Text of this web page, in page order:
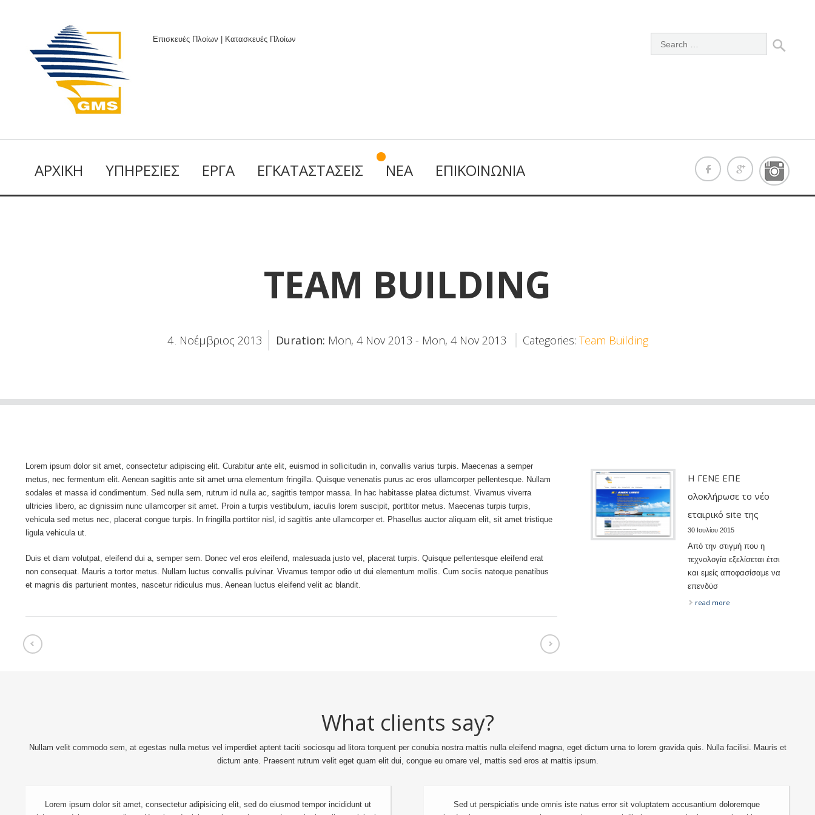
Επισκευές Πλοίων | Κατασκευές Πλοίων
ΑΡΧΙΚΉ ΥΠΗΡΕΣΊΕΣ ΈΡΓΑ ΕΓΚΑΤΑΣΤΆΣΕΙΣ ΝΈΑ ΕΠΙΚΟΙΝΩΝΊΑ
TEAM BUILDING
4 . Νοέμβριος 2013 Duration: Mon, 4 Nov 2013 - Mon, 4 Nov 2013 Categories: Team Building
Lorem ipsum dolor sit amet, consectetur adipiscing elit. Curabitur ante elit, euismod in sollicitudin in, convallis varius turpis. Maecenas a semper
metus, nec fermentum elit. Aenean sagittis ante sit amet urna elementum fringilla. Quisque venenatis purus ac eros ullamcorper pellentesque. Nullam
sodales et massa id condimentum. Sed nulla sem, rutrum id nulla ac, sagittis tempor massa. In hac habitasse platea dictumst. Vivamus viverra
ultricies libero, ac dignissim nunc ullamcorper sit amet. Proin a turpis vestibulum, iaculis lorem suscipit, porttitor metus. Maecenas turpis turpis,
vehicula sed metus nec, placerat congue turpis. In fringilla porttitor nisl, id sagittis ante ullamcorper et. Phasellus auctor aliquam elit, sit amet tristique
ligula vehicula ut.
Duis et diam volutpat, eleifend dui a, semper sem. Donec vel eros eleifend, malesuada justo vel, placerat turpis. Quisque pellentesque eleifend erat
non consequat. Mauris a tortor metus. Nullam luctus convallis pulvinar. Vivamus tempor odio ut dui elementum mollis. Cum sociis natoque penatibus
et magnis dis parturient montes, nascetur ridiculus mus. Aenean luctus eleifend velit ac blandit.
Η ΓΕΝΕ ΕΠΕ
ολοκλήρωσε το νέο
εταιρικό site της
30 Ιουλίου 2015
Από την στιγμή που η
τεχνολογία εξελίσεται έτσι
και εμείς αποφασίσαμε να
επενδύσ
read more
What clients say?
Nullam velit commodo sem, at egestas nulla metus vel imperdiet aptent taciti sociosqu ad litora torquent per conubia nostra mattis nulla eleifend magna, eget dictum urna to lorem gravida quis. Nulla facilisi. Mauris et
dictum ante. Praesent rutrum velit eget quam elit dui, congue eu ornare vel, mattis sed eros at mattis ipsum.
Lorem ipsum dolor sit amet, consectetur adipisicing elit, sed do eiusmod tempor incididunt ut
Sed ut perspiciatis unde omnis iste natus error sit voluptatem accusantium doloremque